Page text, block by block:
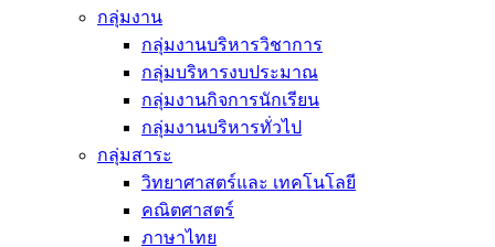
กลุ่มงาน
กลุ่มงานบริหารวิชาการ
กลุ่มบริหารงบประมาณ
กลุ่มงานกิจการนักเรียน
กลุ่มงานบริหารทั่วไป
กลุ่มสาระ
วิทยาศาสตร์และ เทคโนโลยี
คณิตศาสตร์
ภาษาไทย